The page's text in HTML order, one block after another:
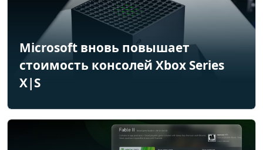
Microsoft вновь повышает
стоимость консолей Xbox Series
X|S